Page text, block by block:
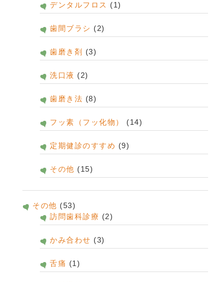
デンタルフロス (1)
歯間ブラシ (2)
歯磨き剤 (3)
洗口液 (2)
歯磨き法 (8)
フッ素（フッ化物） (14)
定期健診のすすめ (9)
その他 (15)
その他 (53)
訪問歯科診療 (2)
かみ合わせ (3)
舌痛 (1)